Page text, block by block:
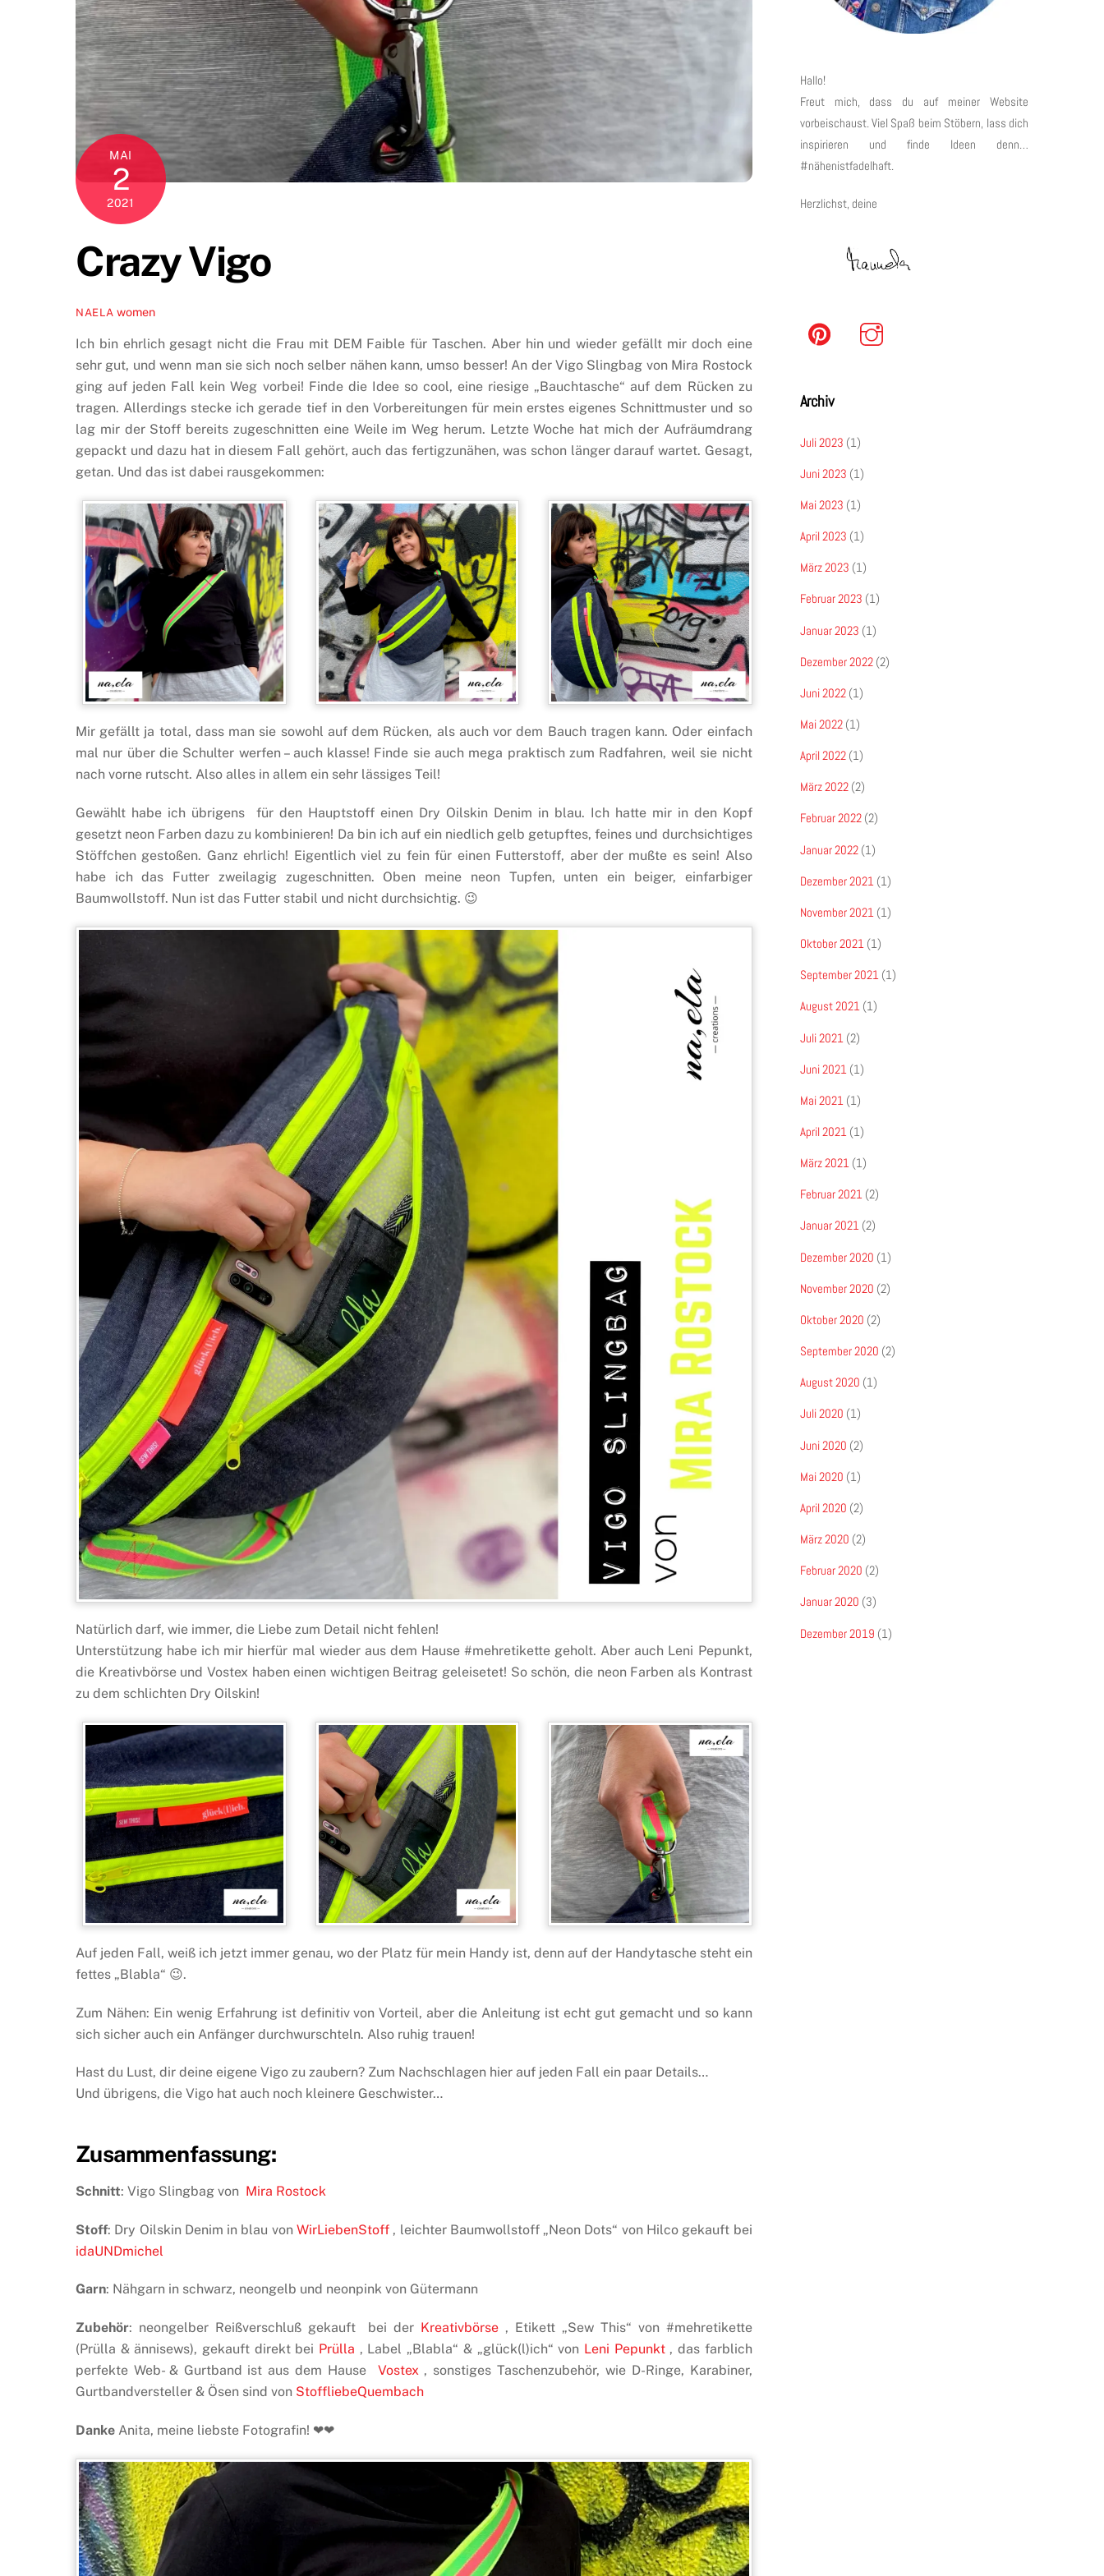
MAI
2
2021
Crazy Vigo
NAELA women
Ich bin ehrlich gesagt nicht die Frau mit DEM Faible für Taschen. Aber hin und wieder gefällt mir doch eine
sehr gut, und wenn man sie sich noch selber nähen kann, umso besser! An der Vigo Slingbag von Mira Rostock
ging auf jeden Fall kein Weg vorbei! Finde die Idee so cool, eine riesige „Bauchtasche“ auf dem Rücken zu
tragen. Allerdings stecke ich gerade tief in den Vorbereitungen für mein erstes eigenes Schnittmuster und so
lag mir der Stoff bereits zugeschnitten eine Weile im Weg herum. Letzte Woche hat mich der Aufräumdrang
gepackt und dazu hat in diesem Fall gehört, auch das fertigzunähen, was schon länger darauf wartet. Gesagt,
getan. Und das ist dabei rausgekommen:
Mir gefällt ja total, dass man sie sowohl auf dem Rücken, als auch vor dem Bauch tragen kann. Oder einfach
mal nur über die Schulter werfen – auch klasse! Finde sie auch mega praktisch zum Radfahren, weil sie nicht
nach vorne rutscht. Also alles in allem ein sehr lässiges Teil!
Gewählt habe ich übrigens für den Hauptstoff einen Dry Oilskin Denim in blau. Ich hatte mir in den Kopf
gesetzt neon Farben dazu zu kombinieren! Da bin ich auf ein niedlich gelb getupftes, feines und durchsichtiges
Stöffchen gestoßen. Ganz ehrlich! Eigentlich viel zu fein für einen Futterstoff, aber der mußte es sein! Also
habe ich das Futter zweilagig zugeschnitten. Oben meine neon Tupfen, unten ein beiger, einfarbiger
Baumwollstoff. Nun ist das Futter stabil und nicht durchsichtig. 😉
Natürlich darf, wie immer, die Liebe zum Detail nicht fehlen!
Unterstützung habe ich mir hierfür mal wieder aus dem Hause #mehretikette geholt. Aber auch Leni Pepunkt,
die Kreativbörse und Vostex haben einen wichtigen Beitrag geleisetet! So schön, die neon Farben als Kontrast
zu dem schlichten Dry Oilskin!
Auf jeden Fall, weiß ich jetzt immer genau, wo der Platz für mein Handy ist, denn auf der Handytasche steht ein
fettes „Blabla“ 😉.
Zum Nähen: Ein wenig Erfahrung ist definitiv von Vorteil, aber die Anleitung ist echt gut gemacht und so kann
sich sicher auch ein Anfänger durchwurschteln. Also ruhig trauen!
Hast du Lust, dir deine eigene Vigo zu zaubern? Zum Nachschlagen hier auf jeden Fall ein paar Details…
Und übrigens, die Vigo hat auch noch kleinere Geschwister…
Zusammenfassung:
Schnitt: Vigo Slingbag von Mira Rostock
Stoff: Dry Oilskin Denim in blau vonWirLiebenStoff , leichter Baumwollstoff „Neon Dots“ von Hilco gekauft bei
idaUNDmichel
Garn: Nähgarn in schwarz, neongelb und neonpink von Gütermann
Zubehör: neongelber Reißverschluß gekauft bei der Kreativbörse , Etikett „Sew This“ von #mehretikette
(Prülla & ännisews), gekauft direkt bei Prülla , Label „Blabla“ & „glück(l)ich“ von Leni Pepunkt, das farblich
perfekte Web- & Gurtband ist aus dem Hause Vostex, sonstiges Taschenzubehör, wie D-Ringe, Karabiner,
Gurtbandversteller & Ösen sind von StoffliebeQuembach
Danke Anita, meine liebste Fotografin! ❤❤
Hallo!
Freut mich, dass du auf meiner Website
vorbeischaust. Viel Spaß beim Stöbern, lass dich
inspirieren und finde Ideen denn…
#nähenistfadelhaft.
Herzlichst, deine
Archiv
Juli 2023 (1)
Juni 2023 (1)
Mai 2023 (1)
April 2023 (1)
März 2023 (1)
Februar 2023 (1)
Januar 2023 (1)
Dezember 2022(2)
Juni 2022(1)
Mai 2022(1)
April 2022(1)
März 2022(2)
Februar 2022(2)
Januar 2022(1)
Dezember 2021 (1)
November 2021(1)
Oktober 2021(1)
September 2021(1)
August 2021(1)
Juli 2021 (2)
Juni 2021 (1)
Mai 2021(1)
April 2021(1)
März 2021(1)
Februar 2021(2)
Januar 2021(2)
Dezember 2020 (1)
November 2020 (2)
Oktober 2020 (2)
September 2020 (2)
August 2020 (1)
Juli 2020 (1)
Juni 2020 (2)
Mai 2020 (1)
April 2020 (2)
März 2020 (2)
Februar 2020 (2)
Januar 2020 (3)
Dezember 2019 (1)